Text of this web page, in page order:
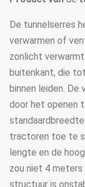
De tunnelserres
verwarmen of
zonlicht
buitenkant, die
binnen leiden.
door het openen
tractoren toe te
lengte en de
zou niet 4 meters
structuur is